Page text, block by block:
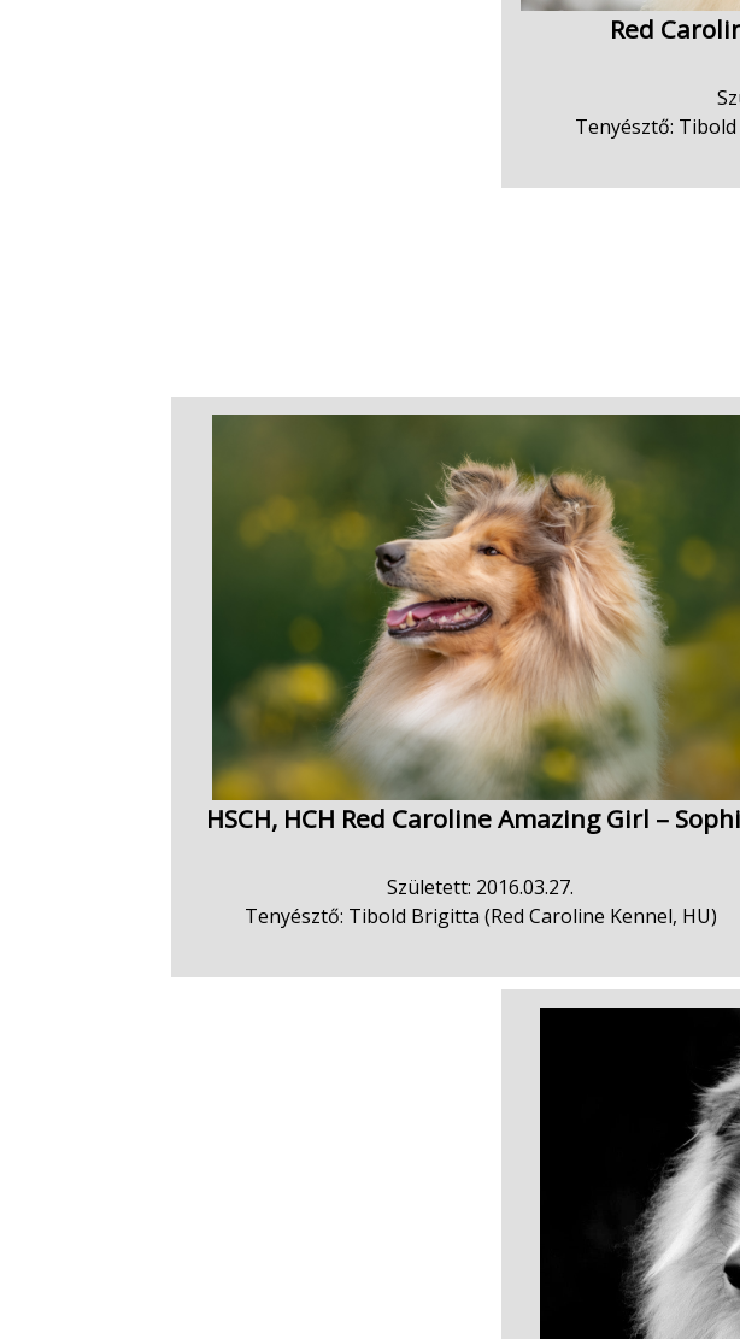
Red
Tenyésztő:
HSCH, HCH Red Caroline Amazing Girl –
Született: 2016.03.27.
Tenyésztő: Tibold Brigitta (Red Caroline Kennel, HU)